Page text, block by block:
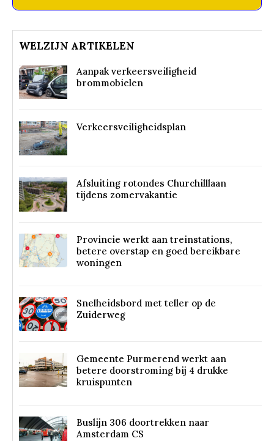
WELZIJN ARTIKELEN
Aanpak verkeersveiligheid
brommobielen
Verkeersveiligheidsplan
Afsluiting rotondes Churchilllaan
tijdens zomervakantie
Provincie werkt aan treinstations,
betere overstap en goed bereikbare
woningen
Snelheidsbord met teller op de
Zuiderweg
Gemeente Purmerend werkt aan
betere doorstroming bij 4 drukke
kruispunten
Buslijn 306 doortrekken naar
Amsterdam CS